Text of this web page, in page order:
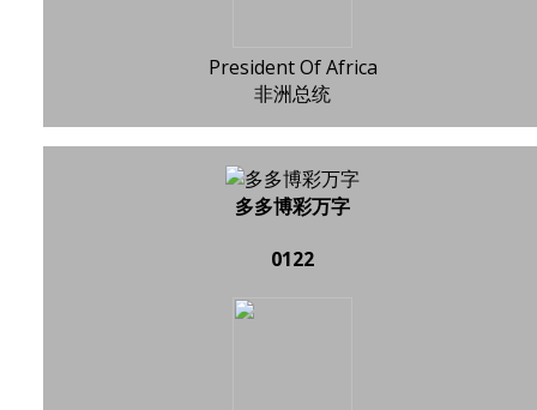
President Of Africa
非洲总统
多多博彩万字
0122